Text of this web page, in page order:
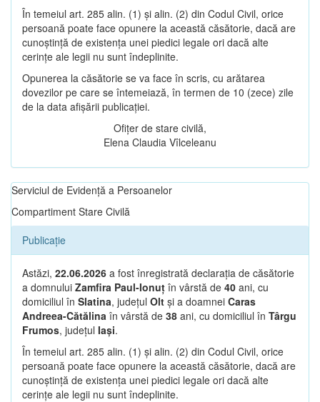
În temeiul art. 285 alin. (1) și alin. (2) din Codul Civil, orice
persoană poate face opunere la această căsătorie, dacă are
cunoștință de existența unei piedici legale ori dacă alte
cerințe ale legii nu sunt îndeplinite.
Opunerea la căsătorie se va face în scris, cu arătarea
dovezilor pe care se întemeiază, în termen de 10 (zece) zile
de la data afișării publicației.
Ofițer de stare civilă,
Elena Claudia Vîlceleanu
Serviciul de Evidență a Persoanelor
Compartiment Stare Civilă
Publicație
Astăzi, 22.06.2026 a fost înregistrată declarația de căsătorie
a domnului Zamfira Paul-Ionuț în vârstă de 40 ani, cu
domiciliul în Slatina, județul Olt și a doamnei Caras
Andreea-Cătălina în vârstă de 38 ani, cu domiciliul în Târgu
Frumos, județul Iași.
În temeiul art. 285 alin. (1) și alin. (2) din Codul Civil, orice
persoană poate face opunere la această căsătorie, dacă are
cunoștință de existența unei piedici legale ori dacă alte
cerințe ale legii nu sunt îndeplinite.